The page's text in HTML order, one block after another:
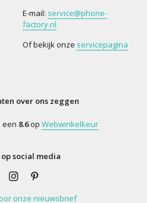
E-mail: service@phone-
factory.nl
Of bekijk onze servicepagina
over ons zeggen
een 8.6op Webwinkelkeur
social media
onze nieuwsbrief